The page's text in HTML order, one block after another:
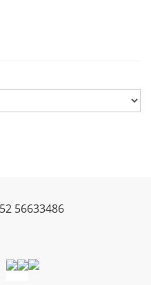
56633486